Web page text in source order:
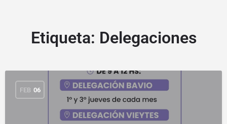
Etiqueta: Delegaciones
FEB 06